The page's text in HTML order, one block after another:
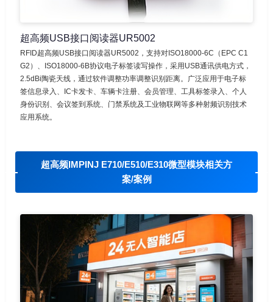
超高频USB接口阅读器UR5002
RFID超高频USB接口阅读器UR5002，支持对ISO18000-6C（EPC C1
G2）、ISO18000-6B协议电子标签读写操作，采用USB通讯供电方式，
2.5dBi陶瓷天线，通过软件调整功率调整识别距离。广泛应用于电子标
签信息录入、IC卡发卡、车辆卡注册、会员管理、工具标签录入、个人
身份识别、会议签到系统、门禁系统及工业物联网等多种射频识别技术
应用系统。
超高频IMPINJ E710/E510/E310微型模块相关方
案/案例